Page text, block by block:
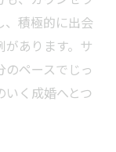
、積極的に出会
あります。サ
ペースでじっ
く成婚へとつ